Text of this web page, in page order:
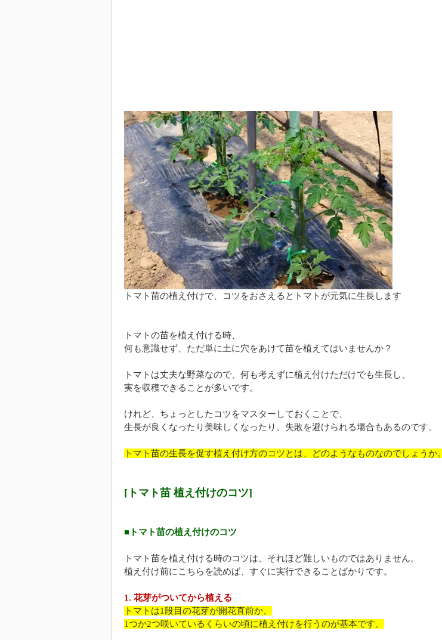
トマト苗の植え付けで、コツをおさえるとトマトが元気に生長します
トマトの苗を植え付ける時、
何も意識せず、ただ単に土に穴をあけて苗を植えてはいませんか？
トマトは丈夫な野菜なので、何も考えずに植え付けただけでも生長し、
実を収穫できることが多いです。
けれど、ちょっとしたコツをマスターしておくことで、
生長が良くなったり美味しくなったり、失敗を避けられる場合もあるのです。
トマト苗の生長を促す植え付け方のコツとは、どのようなものなのでしょうか。
[トマト苗 植え付けのコツ]
■トマト苗の植え付けのコツ
トマト苗を植え付ける時のコツは、それほど難しいものではありません。
植え付け前にこちらを読めば、すぐに実行できることばかりです。
1. 花芽がついてから植える
トマトは1段目の花芽が開花直前か、
1つか2つ咲いているくらいの頃に植え付けを行うのが基本です。